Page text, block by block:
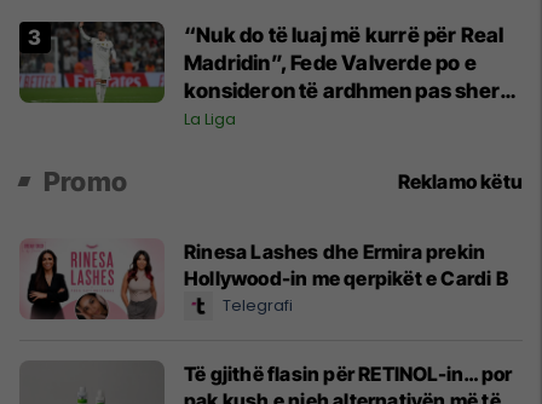
“Nuk do të luaj më kurrë për Real
Madridin”, Fede Valverde po e
konsideron të ardhmen pas sherrit
me Tchouamenin
La Liga
Promo Reklamo këtu
Rinesa Lashes dhe Ermira prekin
Hollywood-in me qerpikët e Cardi B
Telegrafi
Të gjithë flasin për RETINOL-in… por